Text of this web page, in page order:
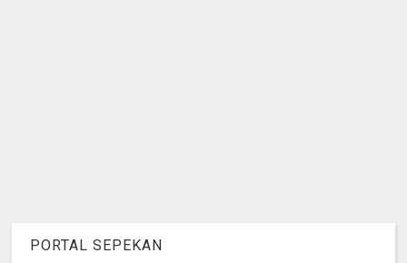
PORTAL SEPEKAN